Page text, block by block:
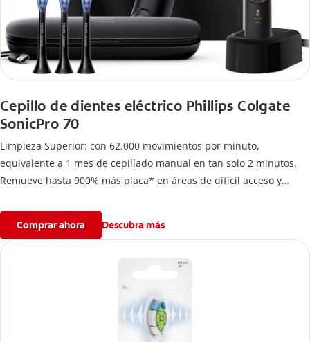
Cepillo de dientes eléctrico Phillips Colgate
SonicPro 70
Limpieza Superior: con 62.000 movimientos por minuto,
equivalente a 1 mes de cepillado manual en tan solo 2 minutos.
Remueve hasta 900% más placa* en áreas de difícil acceso y
Comprar ahora Descubra más